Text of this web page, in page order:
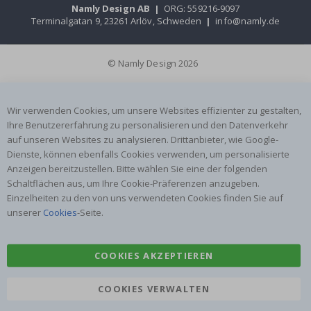
Namly Design AB | ORG: 559216-9097
Terminalgatan 9, 23261 Arlöv, Schweden | info@namly.de
© Namly Design 2026
Wir verwenden Cookies, um unsere Websites effizienter zu gestalten,
Ihre Benutzererfahrung zu personalisieren und den Datenverkehr
auf unseren Websites zu analysieren. Drittanbieter, wie Google-
Dienste, können ebenfalls Cookies verwenden, um personalisierte
Anzeigen bereitzustellen. Bitte wählen Sie eine der folgenden
Schaltflächen aus, um Ihre Cookie-Präferenzen anzugeben.
Einzelheiten zu den von uns verwendeten Cookies finden Sie auf
unserer Cookies-Seite.
COOKIES AKZEPTIEREN
COOKIES VERWALTEN